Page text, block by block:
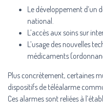
Le développement d’un
national.
L’accès aux soins sur
L’usage des nouvelles
médicaments
Plus concrètement, certaines
dispositifs de téléalarme
Ces alarmes sont reliées à